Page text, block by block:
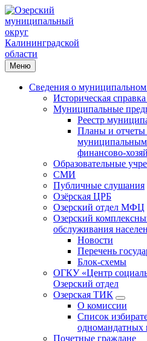
Меню
Сведения о муниципальном
Историческая
Муниципальные
Реестр
Планы и отчеты
финансово-
Образовательные
СМИ
Публичные слушания
Озёрская ЦРБ
Озерский отдел МФЦ
Озерский
обслуживания
Новости
Перечень
Блок-схемы
ОГКУ «Центр
Озерский отдел
Озерская ТИК
О комиссии
Список
одномандатных
Почетные граждане